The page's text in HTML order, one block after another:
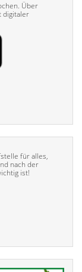
Über
digitaler
für alles,
nach der
ist!